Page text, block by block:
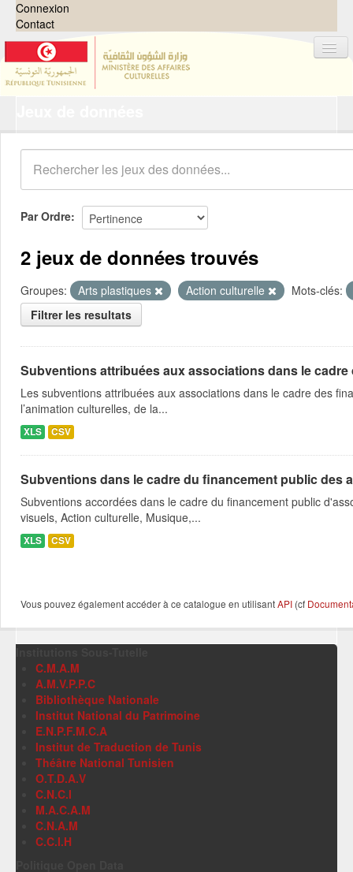
Connexion
Contact
Organisations
Groupes
Demandes 0
À propos
Par Ordre
2 jeux de données trouvés
Groupes: Arts plastiques Action culturelle
Mots-clés:
Filtrer les resultats
Subventions attribuées aux associations dans le
Les subventions attribuées aux associations dans le cadre des
l’animation culturelles, de la...
XLS CSV
Subventions dans le cadre du financement public des
Subventions accordées dans le cadre du financement public
visuels, Action culturelle, Musique,...
XLS CSV
Vous pouvez également accéder à ce catalogue en utilisantAPI (cf
C.M.A.M
A.M.V.P.P.C
Bibliothèque Nationale
Institut National du Patrimoine
E.N.P.F.M.C.A
Institut de Traduction de Tunis
Théâtre National Tunisien
O.T.D.A.V
C.N.C.I
M.A.C.A.M
C.N.A.M
C.C.I.H